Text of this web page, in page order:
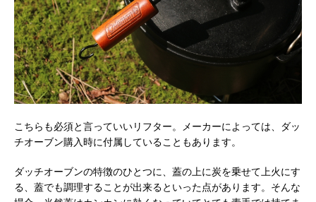
こちらも必須と言っていいリフター。メーカーによっては、ダッ
チオーブン購入時に付属していることもあります。
ダッチオーブンの特徴のひとつに、蓋の上に炭を乗せて上火にす
る、蓋でも調理することが出来るといった点があります。そんな